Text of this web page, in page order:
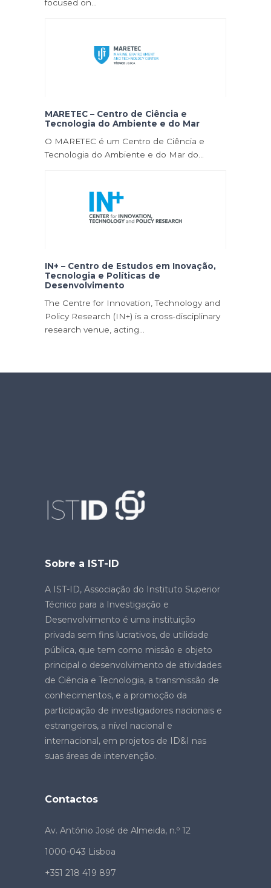
focused on…
MARETEC – Centro de Ciência e
Tecnologia do Ambiente e do Mar
O MARETEC é um Centro de Ciência e
Tecnologia do Ambiente e do Mar do…
IN+ – Centro de Estudos em Inovação,
Tecnologia e Políticas de
Desenvolvimento
The Centre for Innovation, Technology and
Policy Research (IN+) is a cross-disciplinary
research venue, acting…
Sobre a IST-ID
A IST-ID, Associação do Instituto Superior
Técnico para a Investigação e
Desenvolvimento é uma instituição
privada sem fins lucrativos, de utilidade
pública, que tem como missão e objeto
principal o desenvolvimento de atividades
de Ciência e Tecnologia, a transmissão de
conhecimentos, e a promoção da
participação de investigadores nacionais e
estrangeiros, a nível nacional e
internacional, em projetos de ID&I nas
suas áreas de intervenção.
Contactos
Av. António José de Almeida, n.º 12
1000-043 Lisboa
+351 218 419 897